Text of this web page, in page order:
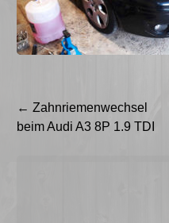
Beitragsnavigation
← Zahnriemenwechsel
beim Audi A3 8P 1.9 TDI